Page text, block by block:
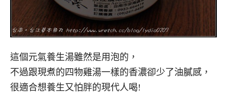
這個元氣養生湯雖然是用泡的，
不過跟現煮的四物雞湯一樣的香濃卻少了油膩感，
很適合想養生又怕胖的現代人喝!